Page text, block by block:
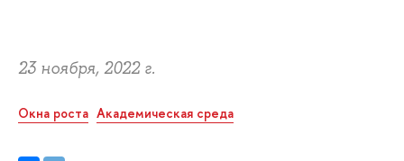
23 ноября, 2022 г.
Окна роста Академическая среда